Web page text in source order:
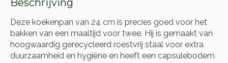
Beschrijving
Deze koekenpan van 24 cm is precies goed voor het
bakken van een maaltijd voor twee. Hij is gemaakt van
hoogwaardig gerecycleerd roestvrij staal voor extra
duurzaamheid en hygiëne en heeft een capsulebodem